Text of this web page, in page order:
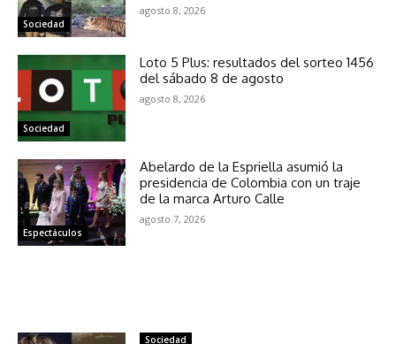
Sociedad
agosto 8, 2026
Sociedad
Loto 5 Plus: resultados del sorteo 1456
del sábado 8 de agosto
agosto 8, 2026
Espectáculos
Abelardo de la Espriella asumió la
presidencia de Colombia con un traje
de la marca Arturo Calle
agosto 7, 2026
Sociedad